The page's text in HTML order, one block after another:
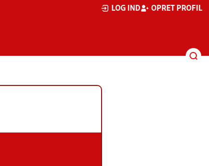
LOG IND OPRET PROFIL